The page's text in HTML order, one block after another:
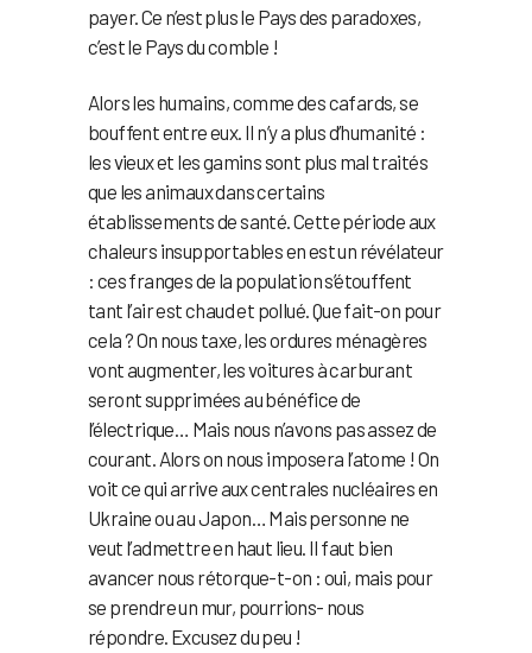
payer. Ce n’est plus le Pays des paradoxes,
c’est le Pays du comble !
Alors les humains, comme des cafards, se
bouffent entre eux. Il n’y a plus d’humanité :
les vieux et les gamins sont plus mal traités
que les animaux dans certains
établissements de santé. Cette période aux
chaleurs insupportables en est un révélateur
: ces franges de la population s’étouffent
tant l’air est chaud et pollué. Que fait-on pour
cela ? On nous taxe, les ordures ménagères
vont augmenter, les voitures à carburant
seront supprimées au bénéfice de
l’électrique… Mais nous n’avons pas assez de
courant. Alors on nous imposera l’atome ! On
voit ce qui arrive aux centrales nucléaires en
Ukraine ou au Japon… Mais personne ne
veut l’admettre en haut lieu. Il faut bien
avancer nous rétorque-t-on : oui, mais pour
se prendre un mur, pourrions- nous
répondre. Excusez du peu !